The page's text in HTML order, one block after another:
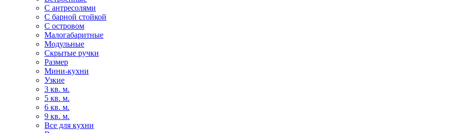
С антресолями
С барной стойкой
С островом
Малогабаритные
Модульные
Скрытые ручки
Размер
Мини-кухни
Узкие
3 кв. м.
5 кв. м.
6 кв. м.
9 кв. м.
Все для кухни